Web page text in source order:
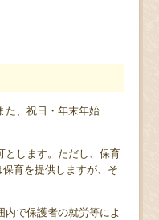
、祝日・年末年始
します。ただし、保育
育を提供しますが、そ
で保護者の就労等によ